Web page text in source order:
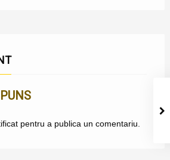
pentru a publica un comentariu.